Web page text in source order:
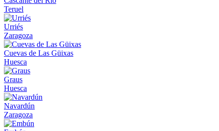
Teruel
Urriés
Zaragoza
Cuevas de Las Güixas
Huesca
Graus
Huesca
Navardún
Zaragoza